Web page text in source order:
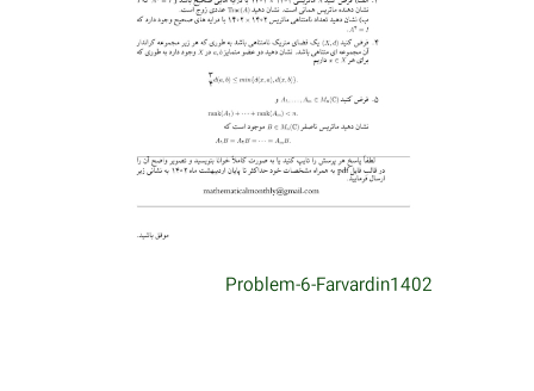
Problem-6-Farvardin1402